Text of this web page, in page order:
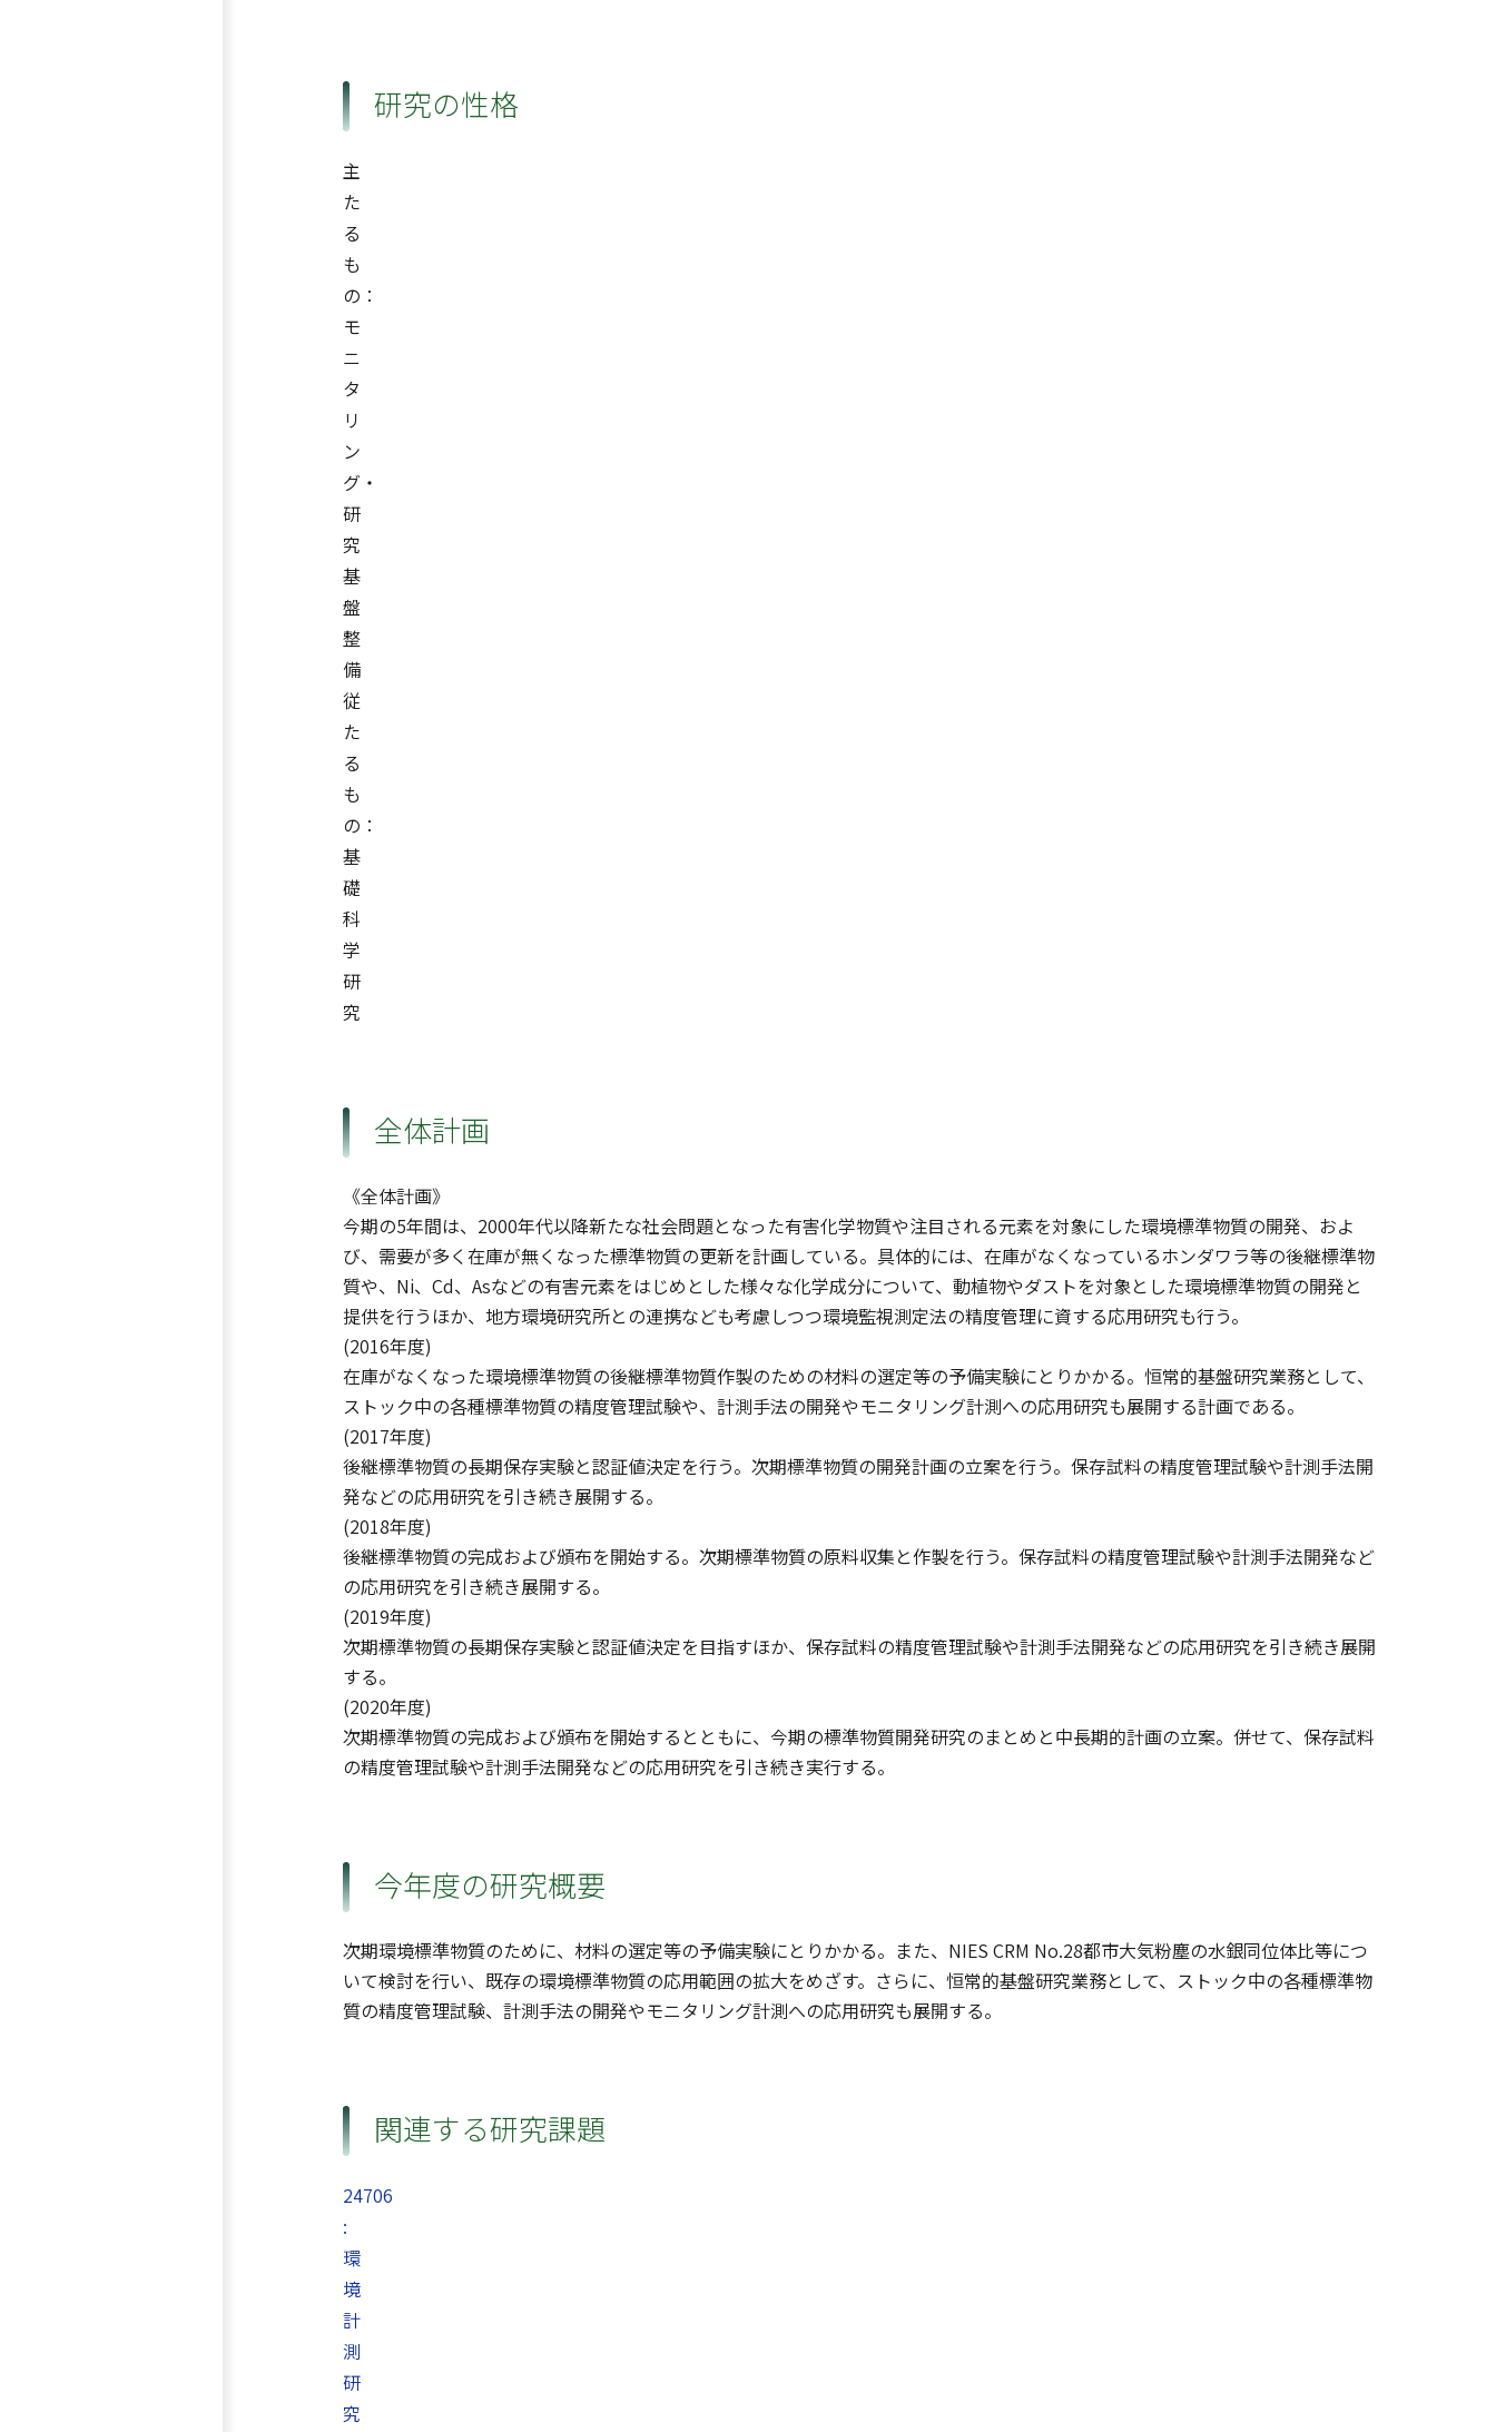
研究の性格
主
た
る
も
の：
モ
ニ
タ
リ
ン
グ・
研
究
基
盤
整
備
従
た
る
も
の：
基
礎
科
学
研
究
全体計画
《全体計画》
今期の5年間は、2000年代以降新たな社会問題となった有害化学物質や注目される元素を対象にした環境標準物質の開発、およ
び、需要が多く在庫が無くなった標準物質の更新を計画している。具体的には、在庫がなくなっているホンダワラ等の後継標準物
質や、Ni、Cd、Asなどの有害元素をはじめとした様々な化学成分について、動植物やダストを対象とした環境標準物質の開発と
提供を行うほか、地方環境研究所との連携なども考慮しつつ環境監視測定法の精度管理に資する応用研究も行う。
(2016年度)
在庫がなくなった環境標準物質の後継標準物質作製のための材料の選定等の予備実験にとりかかる。恒常的基盤研究業務として、
ストック中の各種標準物質の精度管理試験や、計測手法の開発やモニタリング計測への応用研究も展開する計画である。
(2017年度)
後継標準物質の長期保存実験と認証値決定を行う。次期標準物質の開発計画の立案を行う。保存試料の精度管理試験や計測手法開
発などの応用研究を引き続き展開する。
(2018年度)
後継標準物質の完成および頒布を開始する。次期標準物質の原料収集と作製を行う。保存試料の精度管理試験や計測手法開発など
の応用研究を引き続き展開する。
(2019年度)
次期標準物質の長期保存実験と認証値決定を目指すほか、保存試料の精度管理試験や計測手法開発などの応用研究を引き続き展開
する。
(2020年度)
次期標準物質の完成および頒布を開始するとともに、今期の標準物質開発研究のまとめと中長期的計画の立案。併せて、保存試料
の精度管理試験や計測手法開発などの応用研究を引き続き実行する。
今年度の研究概要
次期環境標準物質のために、材料の選定等の予備実験にとりかかる。また、NIES CRM No.28都市大気粉塵の水銀同位体比等につ
いて検討を行い、既存の環境標準物質の応用範囲の拡大をめざす。さらに、恒常的基盤研究業務として、ストック中の各種標準物
質の精度管理試験、計測手法の開発やモニタリング計測への応用研究も展開する。
関連する研究課題
24706
:
環
境
計
測
研
究